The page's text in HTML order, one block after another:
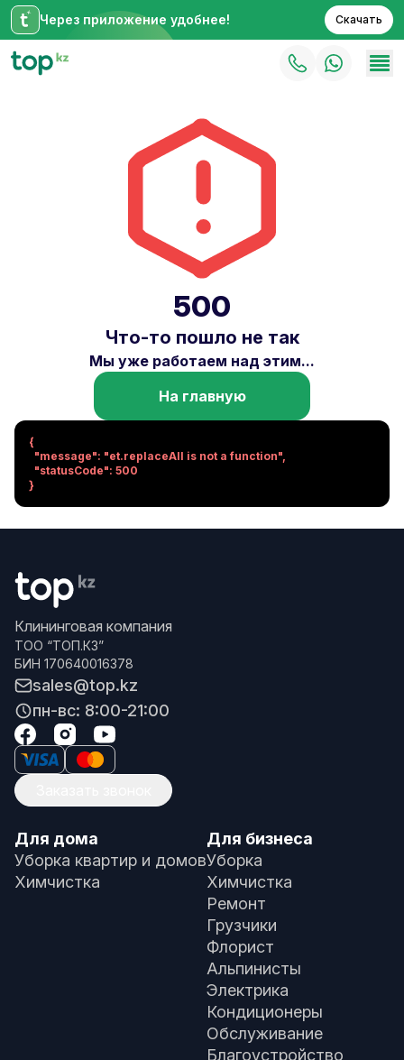
Через приложение удобнее! Скачать
500
Что-то пошло не так
Мы уже работаем над этим...
На главную
{
}
Клининговая компания
ТОО “ТОП.КЗ”
БИН 170640016378
sales@top.kz
пн-вс: 8:00-21:00
Для дома
Уборка квартир и домов
Химчистка
Для бизнеса
Уборка
Химчистка
Ремонт
Грузчики
Флорист
Альпинисты
Электрика
Кондиционеры
Обслуживание
Благоустройство